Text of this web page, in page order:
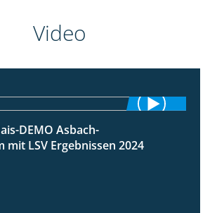
Video
DEMO Asbach-
mit LSV Ergebnissen 2024